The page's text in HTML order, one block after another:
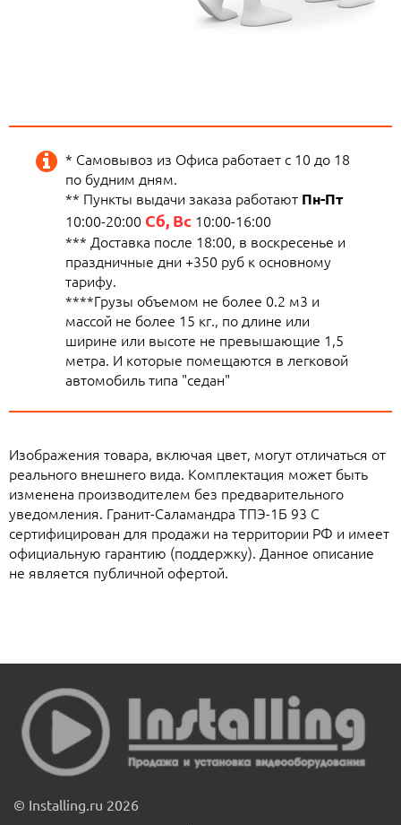
* Самовывоз из Офиса работает с 10 до 18
по будним дням.
** Пункты выдачи заказа работают Пн-Пт
10:00-20:00 Сб, Вс 10:00-16:00
*** Доставка после 18:00, в воскресенье и
праздничные дни +350 руб к основному
тарифу.
****Грузы объемом не более 0.2 м3 и
массой не более 15 кг., по длине или
ширине или высоте не превышающие 1,5
метра. И которые помещаются в легковой
автомобиль типа "седан"
Изображения товара, включая цвет, могут отличаться от
реального внешнего вида. Комплектация может быть
изменена производителем без предварительного
уведомления. Гранит-Саламандра ТПЭ-1Б 93 C
сертифицирован для продажи на территории РФ и имеет
официальную гарантию (поддержку). Данное описание
не является публичной офертой.
© Installing.ru 2026